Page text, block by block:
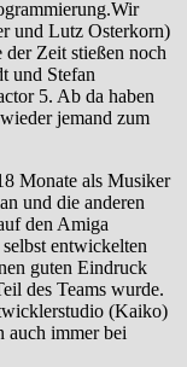
und Lutz Osterkorn)
Zeit stießen noch
und Stefan
5. Ab da haben
jemand zum
Monate als Musiker
und die anderen
den Amiga
entwickelten
guten Eindruck
des Teams wurde.
(Kaiko)
auch immer bei